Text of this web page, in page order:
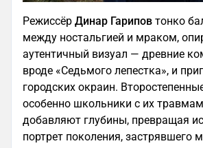
Режиссёр Динар Гарипов тонко
между ностальгией и мраком,
аутентичный визуал — древние
вроде «Седьмого лепестка», и
городских окраин.
особенно школьники с их
добавляют глубины, превращая
портрет поколения, застрявшего